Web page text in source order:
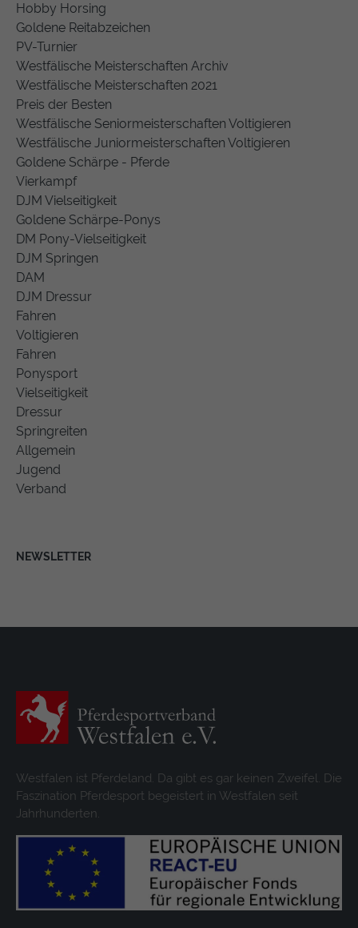
Hobby Horsing
Goldene Reitabzeichen
PV-Turnier
Westfälische Meisterschaften Archiv
Westfälische Meisterschaften 2021
Preis der Besten
Westfälische Seniormeisterschaften Voltigieren
Westfälische Juniormeisterschaften Voltigieren
Goldene Schärpe - Pferde
Vierkampf
DJM Vielseitigkeit
Goldene Schärpe-Ponys
DM Pony-Vielseitigkeit
DJM Springen
DAM
DJM Dressur
Fahren
Voltigieren
Fahren
Ponysport
Vielseitigkeit
Dressur
Springreiten
Allgemein
Jugend
Verband
NEWSLETTER
Westfalen ist Pferdeland. Da gibt es gar keinen Zweifel. Die
Faszination Pferdesport begeistert in Westfalen seit
Jahrhunderten.